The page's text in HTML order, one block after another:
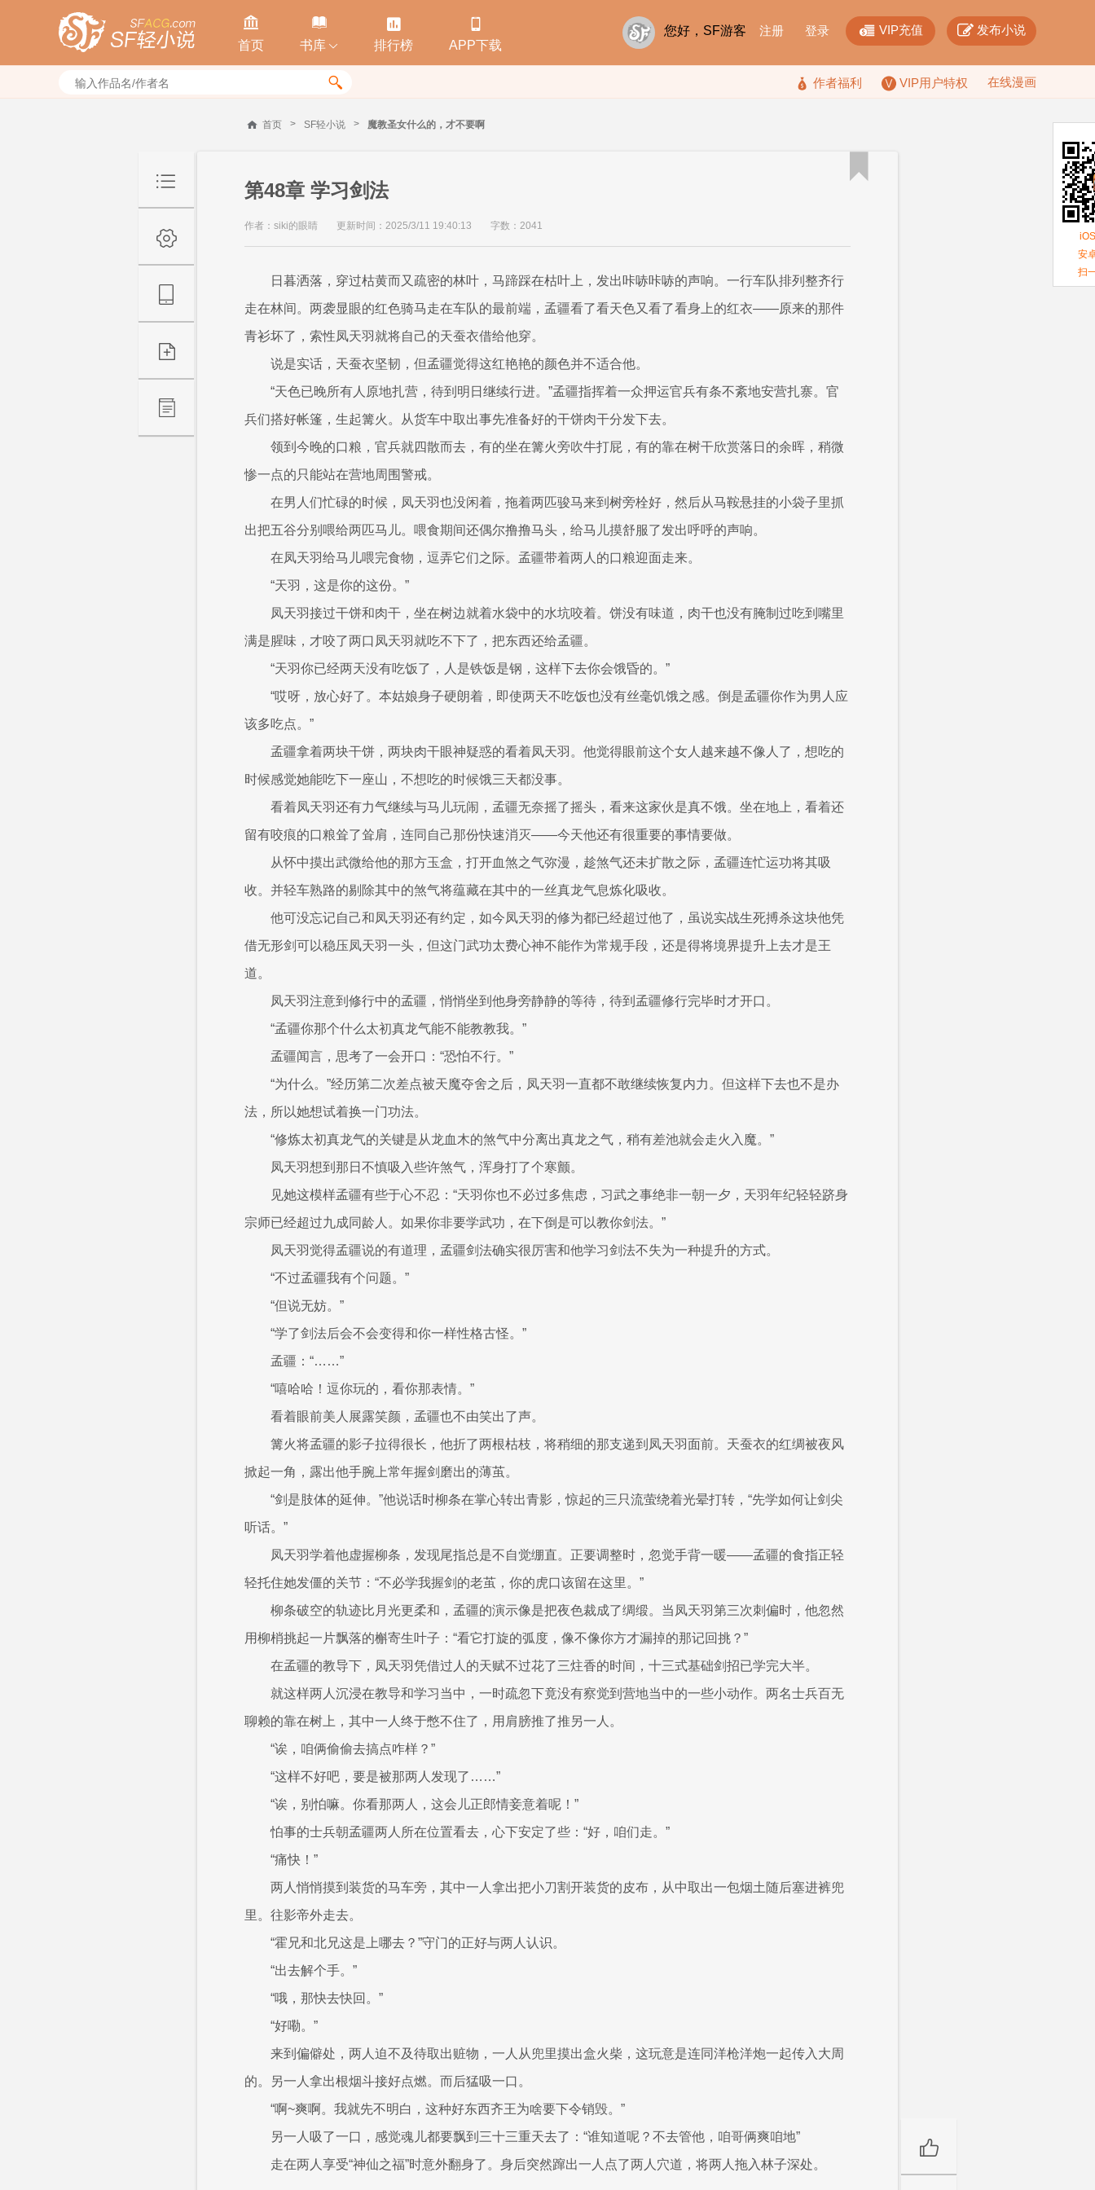

首页

书库 

排行榜

APP下载
您好，SF游客 注册 登录  VIP充值  发布小说
  作者福利 VIP用户特权 在线漫画
首页 > SF轻小说 > 魔教圣女什么的，才不要啊
第48章 学习剑法
作者：siki的眼睛 更新时间：2025/3/11 19:40:13 字数：2041
日暮洒落，穿过枯黄而又疏密的林叶，马蹄踩在枯叶上，发出咔哧咔哧的声响。一行车队排列整齐行
走在林间。两袭显眼的红色骑马走在车队的最前端，孟疆看了看天色又看了看身上的红衣——原来的那件
青衫坏了，索性凤天羽就将自己的天蚕衣借给他穿。
说是实话，天蚕衣坚韧，但孟疆觉得这红艳艳的颜色并不适合他。
“天色已晚所有人原地扎营，待到明日继续行进。”孟疆指挥着一众押运官兵有条不紊地安营扎寨。官
兵们搭好帐篷，生起篝火。从货车中取出事先准备好的干饼肉干分发下去。
领到今晚的口粮，官兵就四散而去，有的坐在篝火旁吹牛打屁，有的靠在树干欣赏落日的余晖，稍微
惨一点的只能站在营地周围警戒。
在男人们忙碌的时候，凤天羽也没闲着，拖着两匹骏马来到树旁栓好，然后从马鞍悬挂的小袋子里抓
出把五谷分别喂给两匹马儿。喂食期间还偶尔撸撸马头，给马儿摸舒服了发出呼呼的声响。
在凤天羽给马儿喂完食物，逗弄它们之际。孟疆带着两人的口粮迎面走来。
“天羽，这是你的这份。”
凤天羽接过干饼和肉干，坐在树边就着水袋中的水坑咬着。饼没有味道，肉干也没有腌制过吃到嘴里
满是腥味，才咬了两口凤天羽就吃不下了，把东西还给孟疆。
“天羽你已经两天没有吃饭了，人是铁饭是钢，这样下去你会饿昏的。”
“哎呀，放心好了。本姑娘身子硬朗着，即使两天不吃饭也没有丝毫饥饿之感。倒是孟疆你作为男人应
该多吃点。”
孟疆拿着两块干饼，两块肉干眼神疑惑的看着凤天羽。他觉得眼前这个女人越来越不像人了，想吃的
时候感觉她能吃下一座山，不想吃的时候饿三天都没事。
看着凤天羽还有力气继续与马儿玩闹，孟疆无奈摇了摇头，看来这家伙是真不饿。坐在地上，看着还
留有咬痕的口粮耸了耸肩，连同自己那份快速消灭——今天他还有很重要的事情要做。
从怀中摸出武微给他的那方玉盒，打开血煞之气弥漫，趁煞气还未扩散之际，孟疆连忙运功将其吸
收。并轻车熟路的剔除其中的煞气将蕴藏在其中的一丝真龙气息炼化吸收。
他可没忘记自己和凤天羽还有约定，如今凤天羽的修为都已经超过他了，虽说实战生死搏杀这块他凭
借无形剑可以稳压凤天羽一头，但这门武功太费心神不能作为常规手段，还是得将境界提升上去才是王
道。
凤天羽注意到修行中的孟疆，悄悄坐到他身旁静静的等待，待到孟疆修行完毕时才开口。
“孟疆你那个什么太初真龙气能不能教教我。”
孟疆闻言，思考了一会开口：“恐怕不行。”
“为什么。”经历第二次差点被天魔夺舍之后，凤天羽一直都不敢继续恢复内力。但这样下去也不是办
法，所以她想试着换一门功法。
“修炼太初真龙气的关键是从龙血木的煞气中分离出真龙之气，稍有差池就会走火入魔。”
凤天羽想到那日不慎吸入些许煞气，浑身打了个寒颤。
见她这模样孟疆有些于心不忍：“天羽你也不必过多焦虑，习武之事绝非一朝一夕，天羽年纪轻轻跻身
宗师已经超过九成同龄人。如果你非要学武功，在下倒是可以教你剑法。”
凤天羽觉得孟疆说的有道理，孟疆剑法确实很厉害和他学习剑法不失为一种提升的方式。
“不过孟疆我有个问题。”
“但说无妨。”
“学了剑法后会不会变得和你一样性格古怪。”
孟疆：“……”
“嘻哈哈！逗你玩的，看你那表情。”
看着眼前美人展露笑颜，孟疆也不由笑出了声。
篝火将孟疆的影子拉得很长，他折了两根枯枝，将稍细的那支递到凤天羽面前。天蚕衣的红绸被夜风
掀起一角，露出他手腕上常年握剑磨出的薄茧。
“剑是肢体的延伸。”他说话时柳条在掌心转出青影，惊起的三只流萤绕着光晕打转，“先学如何让剑尖
听话。”
凤天羽学着他虚握柳条，发现尾指总是不自觉绷直。正要调整时，忽觉手背一暖——孟疆的食指正轻
轻托住她发僵的关节：“不必学我握剑的老茧，你的虎口该留在这里。”
柳条破空的轨迹比月光更柔和，孟疆的演示像是把夜色裁成了绸缎。当凤天羽第三次刺偏时，他忽然
用柳梢挑起一片飘落的槲寄生叶子：“看它打旋的弧度，像不像你方才漏掉的那记回挑？”
在孟疆的教导下，凤天羽凭借过人的天赋不过花了三炷香的时间，十三式基础剑招已学完大半。
就这样两人沉浸在教导和学习当中，一时疏忽下竟没有察觉到营地当中的一些小动作。两名士兵百无
聊赖的靠在树上，其中一人终于憋不住了，用肩膀推了推另一人。
“诶，咱俩偷偷去搞点咋样？”
“这样不好吧，要是被那两人发现了……”
“诶，别怕嘛。你看那两人，这会儿正郎情妾意着呢！”
怕事的士兵朝孟疆两人所在位置看去，心下安定了些：“好，咱们走。”
“痛快！”
两人悄悄摸到装货的马车旁，其中一人拿出把小刀割开装货的皮布，从中取出一包烟土随后塞进裤兜
里。往影帝外走去。
“霍兄和北兄这是上哪去？”守门的正好与两人认识。
“出去解个手。”
“哦，那快去快回。”
“好嘞。”
来到偏僻处，两人迫不及待取出赃物，一人从兜里摸出盒火柴，这玩意是连同洋枪洋炮一起传入大周
的。另一人拿出根烟斗接好点燃。而后猛吸一口。
“啊~爽啊。我就先不明白，这种好东西齐王为啥要下令销毁。”
另一人吸了一口，感觉魂儿都要飘到三十三重天去了：“谁知道呢？不去管他，咱哥俩爽咱地”
走在两人享受“神仙之福”时意外翻身了。身后突然蹿出一人点了两人穴道，将两人拖入林子深处。

安
扫